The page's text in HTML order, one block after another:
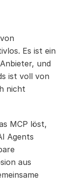
Es ist ein
und
ist voll von
nicht
MCP löst,
Agents
aus